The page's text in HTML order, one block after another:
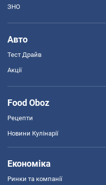
ЗНО
Авто
Тест Драйв
Акції
Food Oboz
Рецепти
Новини Кулінарії
Економіка
Ринки та компанії